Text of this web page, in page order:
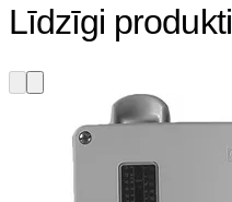
Līdzīgi produkti